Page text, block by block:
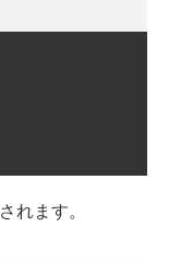
れます。